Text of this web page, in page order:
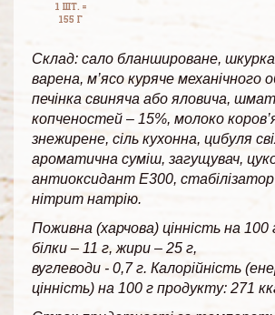
1 ШТ. =
155 Г
Склад: сало бланшироване,
варена, м’ясо куряче механічного
печінка свиняча або яловича,
копченостей – 15%, молоко
знежирене, сіль кухонна, цибуля
ароматична суміш, загущувач,
антиоксидант Е300, стабілізатор
нітрит натрію.
Поживна (харчова) цінність на 100
білки – 11 г, жири – 25 г,
вуглеводи - 0,7 г. Калорійність
цінність) на 100 г продукту: 271